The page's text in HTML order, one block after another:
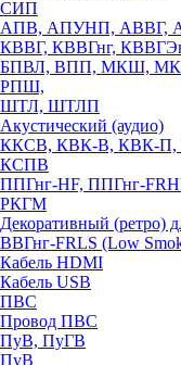
СИП
АПВ, АПУНП, АВВГ,
КВВГ, КВВГнг,
БПВЛ, ВПП, МКШ,
РПШ,
ШТЛ, ШТЛП
Акустический (аудио)
ККСВ, КВК-В, КВК-
КСПВ
ППГнг-HF, ППГнг-
РКГМ
Декоративный (ретро)
ВВГнг-FRLS (Low
Кабель HDMI
Кабель USB
ПВС
Провод ПВС
ПуВ, ПуГВ
ПуВ